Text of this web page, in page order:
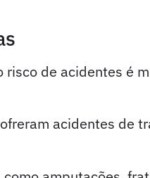
de acidentes é
acidentes de